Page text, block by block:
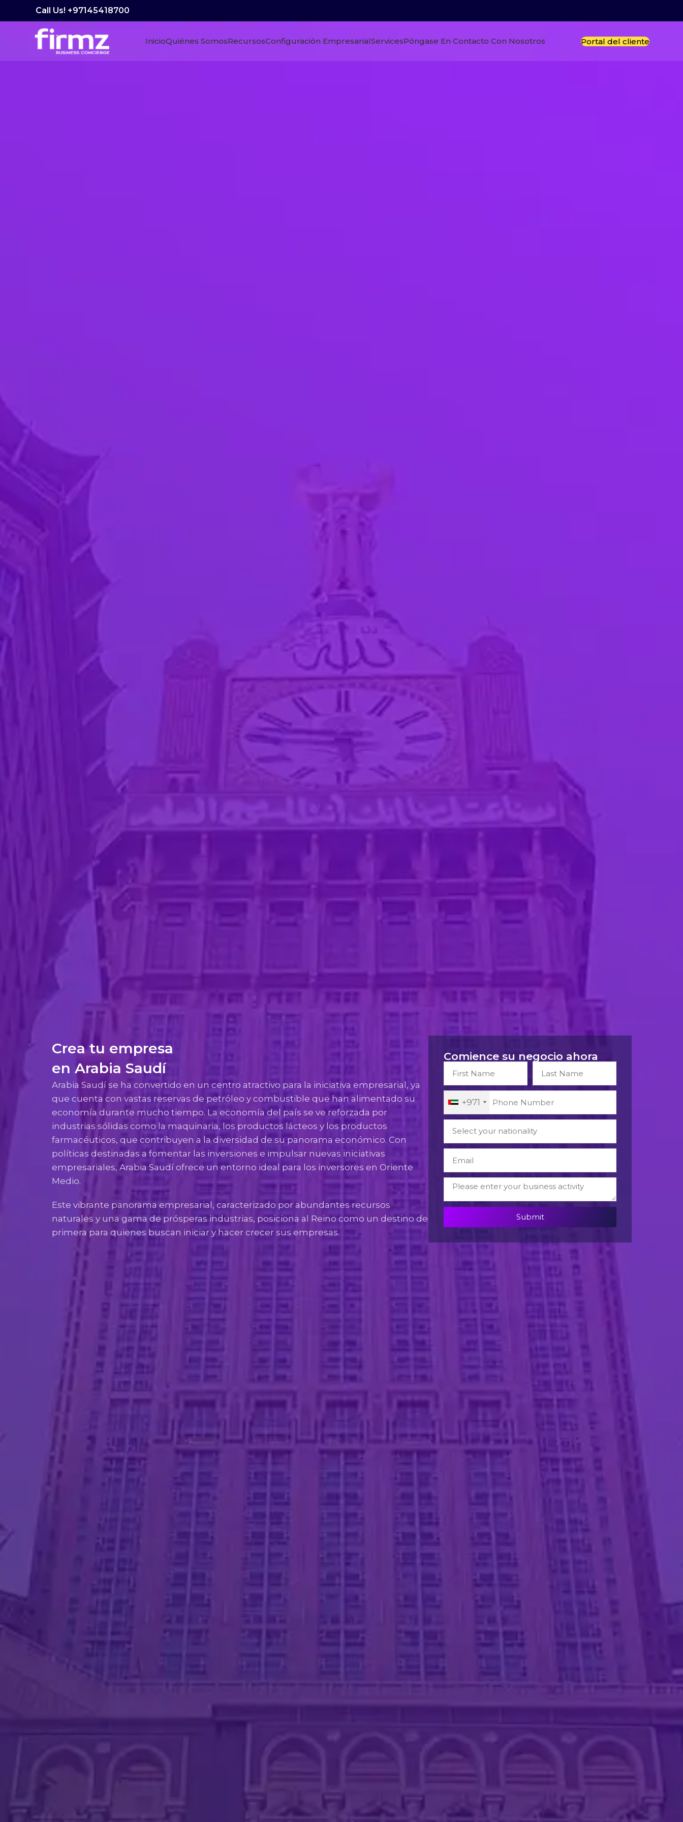
Call Us! +97145418700
InicioQuiénes SomosRecursosConfiguración EmpresarialServicesPóngase En Contacto Con Nosotros Portal del cliente
Crea tu empresa
en Arabia Saudí
Arabia Saudí se ha convertido en un centro atractivo para la iniciativa empresarial, ya
que cuenta con vastas reservas de petróleo y combustible que han alimentado su
economía durante mucho tiempo. La economía del país se ve reforzada por
industrias sólidas como la maquinaria, los productos lácteos y los productos
farmacéuticos, que contribuyen a la diversidad de su panorama económico. Con
políticas destinadas a fomentar las inversiones e impulsar nuevas iniciativas
empresariales, Arabia Saudí ofrece un entorno ideal para los inversores en Oriente
Medio.
Este vibrante panorama empresarial, caracterizado por abundantes recursos
naturales y una gama de prósperas industrias, posiciona al Reino como un destino de
primera para quienes buscan iniciar y hacer crecer sus empresas.
Comience su negocio ahora
+971
Submit